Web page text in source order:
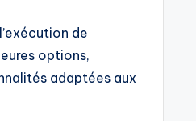
de
options,
adaptées aux